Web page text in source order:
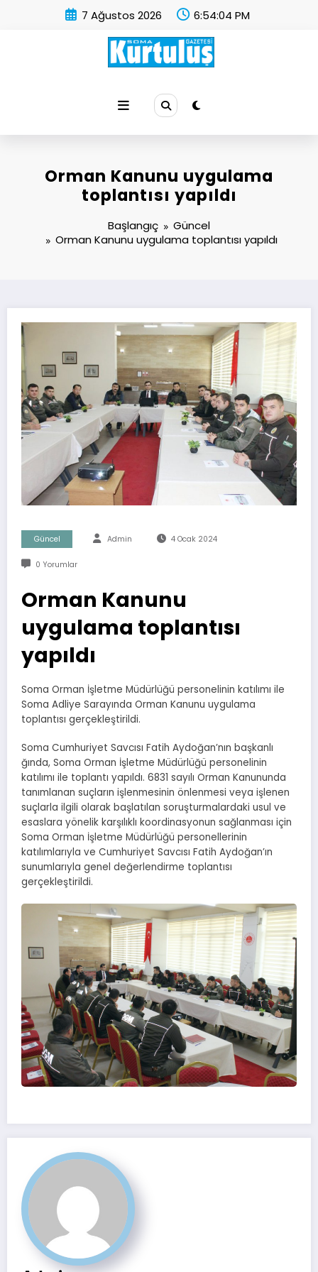
7 Ağustos 2026 6:54:05 PM
Orman Kanunu uygulama
toplantısı yapıldı
Başlangıç
Güncel
Orman Kanunu uygulama toplantısı yapıldı
Güncel Admin 4 Ocak 2024
0 Yorumlar
Orman Kanunu
uygulama toplantısı
yapıldı
Soma Orman İşletme Müdürlüğü personelinin katılımı ile
Soma Adliye Sarayında Orman Kanunu uygulama
toplantısı gerçekleştirildi.
Soma Cumhuriyet Savcısı Fatih Aydoğan’nın başkanlı
ğında, Soma Orman İşletme Müdürlüğü personelinin
katılımı ile toplantı yapıldı. 6831 sayılı Orman Kanununda
tanımlanan suçların işlenmesinin önlenmesi veya işlenen
suçlarla ilgili olarak başlatılan soruşturmalardaki usul ve
esaslara yönelik karşılıklı koordinasyonun sağlanması için
Soma Orman İşletme Müdürlüğü personellerinin
katılımlarıyla ve Cumhuriyet Savcısı Fatih Aydoğan’ın
sunumlarıyla genel değerlendirme toplantısı
gerçekleştirildi.